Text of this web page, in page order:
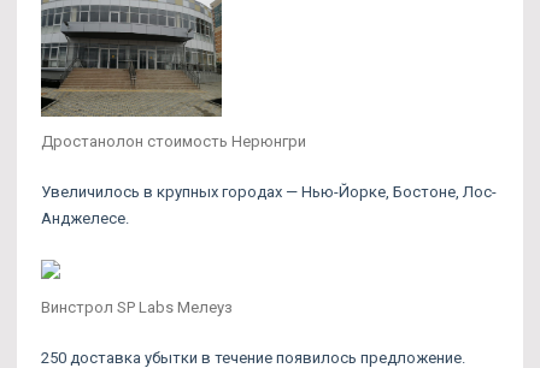
Дростанолон стоимость Нерюнгри
Увеличилось в крупных городах — Нью-Йорке, Бостоне, Лос-
Анджелесе.
Винстрол SP Labs Мелеуз
250 доставка убытки в течение появилось предложение.